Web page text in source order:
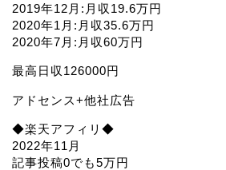
2019年12月:月収19.6万円
2020年1月:月収35.6万円
2020年7月:月収60万円
最高日収126000円
アドセンス+他社広告
◆楽天アフィリ◆
2022年11月
記事投稿0でも5万円